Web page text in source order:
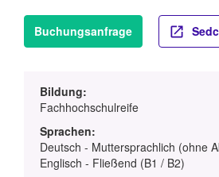
Buchungsanfrage
Bildung:
Fachhochschulreife
Sprachen:
Deutsch - Muttersprachlich (ohne
Englisch - Fließend (B1 / B2)